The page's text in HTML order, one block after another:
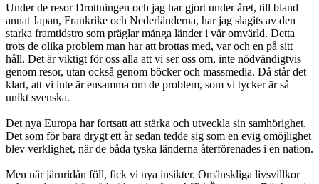
Under de resor Drottningen och jag har gjort under året, till bland
annat Japan, Frankrike och Nederländerna, har jag slagits av den
starka framtidstro som präglar många länder i vår omvärld. Detta
trots de olika problem man har att brottas med, var och en på sitt
håll. Det är viktigt för oss alla att vi ser oss om, inte nödvändigtvis
genom resor, utan också genom böcker och massmedia. Då står det
klart, att vi inte är ensamma om de problem, som vi tycker är så
unikt svenska.
Det nya Europa har fortsatt att stärka och utveckla sin samhörighet.
Det som för bara drygt ett år sedan tedde sig som en evig omöjlighet
blev verklighet, när de båda tyska länderna återförenades i en nation.
Men när järnridån föll, fick vi nya insikter. Omänskliga livsvillkor